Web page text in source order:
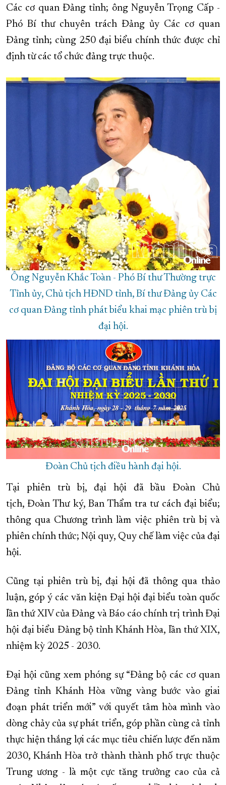
Các cơ quan Đảng tỉnh; ông Nguyễn Trọng Cấp -
Phó Bí thư chuyên trách Đảng ủy Các cơ quan
Đảng tỉnh; cùng 250 đại biểu chính thức được chỉ
định từ các tổ chức đảng trực thuộc.
Ông Nguyễn Khắc Toàn - Phó Bí thư Thường trực
Tỉnh ủy, Chủ tịch HĐND tỉnh, Bí thư Đảng ủy Các
cơ quan Đảng tỉnh phát biểu khai mạc phiên trù bị
đại hội.
Đoàn Chủ tịch điều hành đại hội.
Tại phiên trù bị, đại hội đã bầu Đoàn Chủ
tịch, Đoàn Thư ký, Ban Thẩm tra tư cách đại biểu;
thông qua Chương trình làm việc phiên trù bị và
phiên chính thức; Nội quy, Quy chế làm việc của đại
hội.
Cũng tại phiên trù bị, đại hội đã thông qua thảo
luận, góp ý các văn kiện Đại hội đại biểu toàn quốc
lần thứ XIV của Đảng và Báo cáo chính trị trình Đại
hội đại biểu Đảng bộ tỉnh Khánh Hòa, lần thứ XIX,
nhiệm kỳ 2025 - 2030.
Đại hội cũng xem phóng sự “Đảng bộ các cơ quan
Đảng tỉnh Khánh Hòa vững vàng bước vào giai
đoạn phát triển mới” với quyết tâm hòa mình vào
dòng chảy của sự phát triển, góp phần cùng cả tỉnh
thực hiện thắng lợi các mục tiêu chiến lược đến năm
2030, Khánh Hòa trở thành thành phố trực thuộc
Trung ương - là một cực tăng trưởng cao của cả